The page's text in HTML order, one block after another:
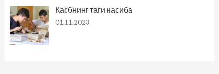
Касбнинг таги насиба
01.11.2023